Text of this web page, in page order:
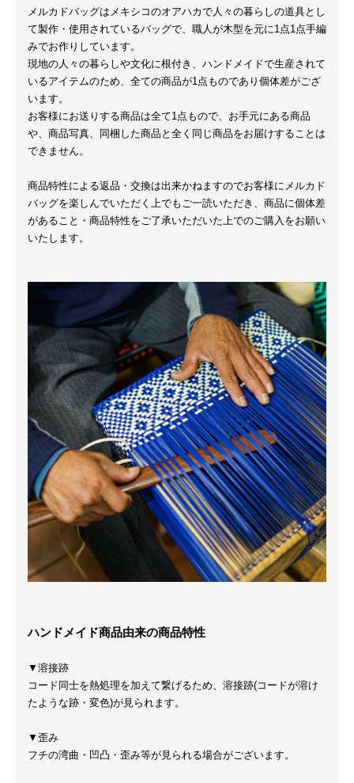
メルカドバッグはメキシコのオアハカで人々の暮らしの道具とし
て製作・使用されているバッグで、職人が木型を元に1点1点手編
みでお作りしています。
現地の人々の暮らしや文化に根付き、ハンドメイドで生産されて
いるアイテムのため、全ての商品が1点ものであり個体差がござ
います。
お客様にお送りする商品は全て1点もので、お手元にある商品
や、商品写真、同梱した商品と全く同じ商品をお届けすることは
できません。
商品特性による返品・交換は出来かねますのでお客様にメルカド
バッグを楽しんでいただく上でもご一読いただき、商品に個体差
があること・商品特性をご了承いただいた上でのご購入をお願い
いたします。
ハンドメイド商品由来の商品特性
▼溶接跡
コード同士を熱処理を加えて繋げるため、溶接跡(コードが溶け
たような跡・変色)が見られます。
▼歪み
フチの湾曲・凹凸・歪み等が見られる場合がございます。